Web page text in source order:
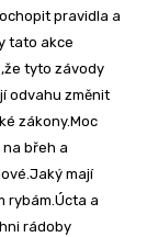
pravidla a
tato akce
tyto závody
odvahu změnit
zákony.Moc
břeh a
mají
rybám.Úcta a
rádoby